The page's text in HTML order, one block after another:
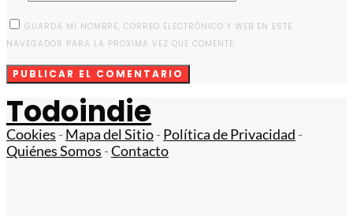
GUARDA MI NOMBRE, CORREO ELECTRÓNICO Y WEB EN ESTE
NAVEGADOR PARA LA PRÓXIMA VEZ QUE COMENTE.
Todoindie
Cookies -Mapa del Sitio-Política de Privacidad -
Quiénes Somos -Contacto